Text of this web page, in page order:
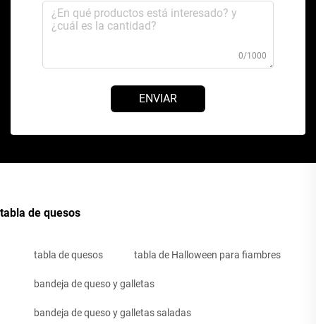
0/1000
ENVIAR
tabla de quesos
tabla de quesos tabla de Halloween para fiambres
bandeja de queso y galletas
bandeja de queso y galletas saladas